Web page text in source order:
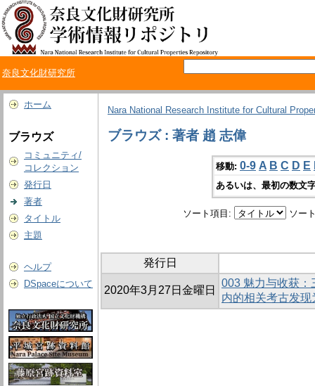
奈良文化財研究所
ホーム
ブラウズ
コミュニティ/
コレクション
発行日
著者
タイトル
主題
ヘルプ
DSpaceについて
Nara National Research Institute for Cultural
ブラウズ : 著者 趙 志偉
移動: 0-9 A B C D E
あるいは、最初の数文
ソート項目: ソー
発行日
2020年3月27日金曜日
003 魅力与收获
内的相关考古发现